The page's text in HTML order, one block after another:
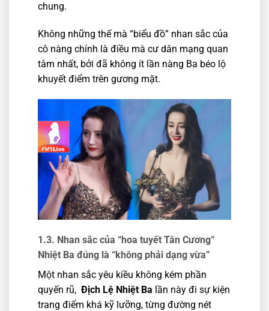
chung.
Không những thế mà “biểu đồ” nhan sắc của
cô nàng chính là điều mà cư dân mạng quan
tâm nhất, bởi đã không ít lần nàng Ba béo lộ
khuyết điểm trên gương mặt.
1.3. Nhan sắc của “hoa tuyết Tân Cương”
Nhiệt Ba đúng là “không phải dạng vừa”
Một nhan sắc yêu kiều không kém phần
quyến rũ, Địch Lệ Nhiệt Ba lần này đi sự kiện
trang điểm khá kỹ lưỡng, từng đường nét